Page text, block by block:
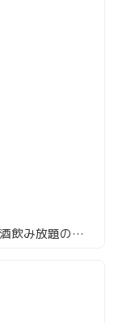
六本木の隠れ家！「ぬる燗佐藤」で日本酒飲み放題の極上体験